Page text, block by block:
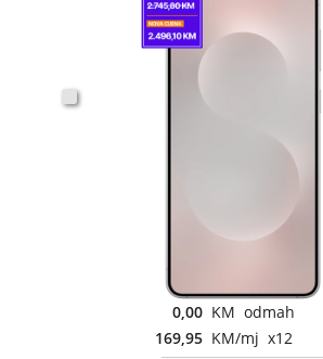
0,00 KM odmah
169,95 KM/mj x12